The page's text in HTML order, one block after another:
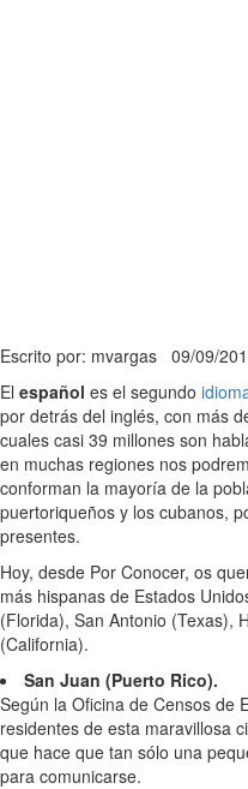
Escrito por: mvargas 09/09/
El español es el segundo
por detrás del inglés, con más
cuales casi 39 millones son
en muchas regiones nos
conforman la mayoría de la
puertoriqueños y los cubanos,
presentes.
Hoy, desde Por Conocer, os
más hispanas de Estados
(Florida), San Antonio (Texas),
(California).
San Juan (Puerto Rico).
Según la Oficina de Censos de
residentes de esta maravillosa
que hace que tan sólo una
para comunicarse.